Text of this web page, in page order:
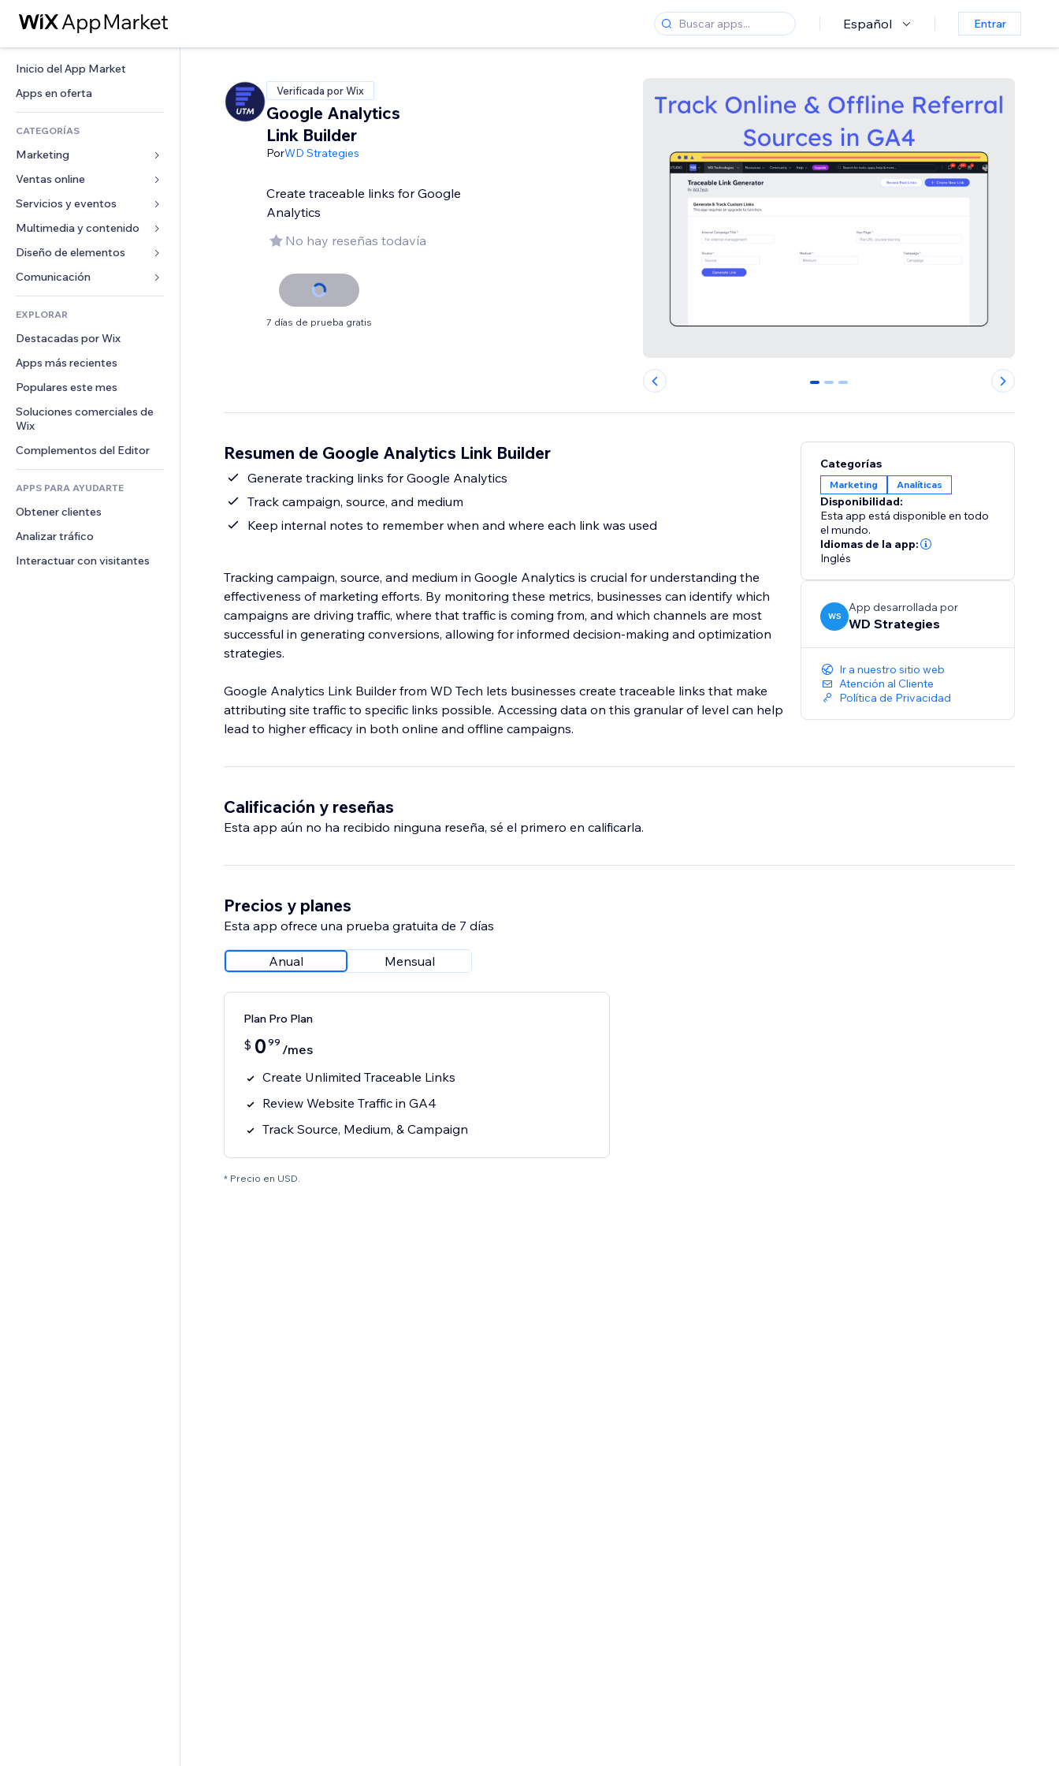
Español Entrar
Inicio del App Market
Apps en oferta
CATEGORÍAS
Marketing
Anuncios
Móvil
Analíticas
Anuncios del sitio
Email
Ventas online
Apps para tiendas
Envíos y entregas
Botones de venta
Contabilidad
Cupones y fidelización
Almacenamiento de mercancía
Crowdfunding
Alimentos y bebidas
Servicios y eventos
Hoteles
Eventos
Restaurantes
Inmobiliarias
Reservas
Multimedia y contenido
Galerías
Música
Pódcast
Fotografía
Video
PDF
Compartir archivos
Noticias
Servicios de contenido
Efectos de texto
Diseño de elementos
Mapas y navegación
Privacidad y seguridad
Reloj
Plantillas para páginas
Efectos de imágenes
Botones y menús
Banners e insignias
Calculadoras
Buscar
Formularios
Encuestas
Chat
Comentarios
Teléfono
Comunidad
Reseñas y testimonios
EXPLORAR
Destacadas por Wix
Apps más recientes
Populares este mes
Soluciones comerciales de
Wix
Complementos del Editor
APPS PARA AYUDARTE
Obtener clientes
Analizar tráfico
Interactuar con visitantes
Verificada por Wix
Google Analytics
Link Builder
PorWD Strategies
Create traceable links for Google
Analytics
No hay reseñas todavía
7 días de prueba gratis
0 1 2
Resumen de Google Analytics Link Builder
Generate tracking links for Google Analytics
Track campaign, source, and medium
Keep internal notes to remember when and where each link was used
Tracking campaign, source, and medium in Google Analytics is crucial for understanding the
effectiveness of marketing efforts. By monitoring these metrics, businesses can identify which
campaigns are driving traffic, where that traffic is coming from, and which channels are most
successful in generating conversions, allowing for informed decision-making and optimization
strategies.
Google Analytics Link Builder from WD Tech lets businesses create traceable links that make
attributing site traffic to specific links possible. Accessing data on this granular of level can help
lead to higher efficacy in both online and offline campaigns.
Categorías
Marketing Analíticas
Disponibilidad:
Esta app está disponible en todo
el mundo.
Idiomas de la app:
Inglés
WS
App desarrollada por
WD Strategies
Ir a nuestro sitio web
Atención al Cliente
Política de Privacidad
Calificación y reseñas
Esta app aún no ha recibido ninguna reseña, sé el primero en calificarla.
Precios y planes
Esta app ofrece una prueba gratuita de 7 días
Anual Mensual
Plan Pro Plan
$ 0 99 /mes
Create Unlimited Traceable Links
Review Website Traffic in GA4
Track Source, Medium, & Campaign
* Precio en USD.